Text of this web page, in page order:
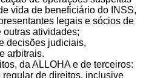
vida de beneficiário do INSS,
legais e sócios de
outras atividades;
decisões judiciais,
arbitrais.
da ALLOHA e de terceiros:
regular de direitos, inclusive